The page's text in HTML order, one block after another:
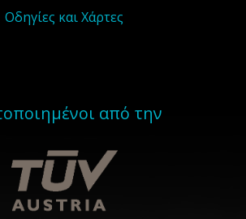
Οδηγίες και Χάρτες
από την